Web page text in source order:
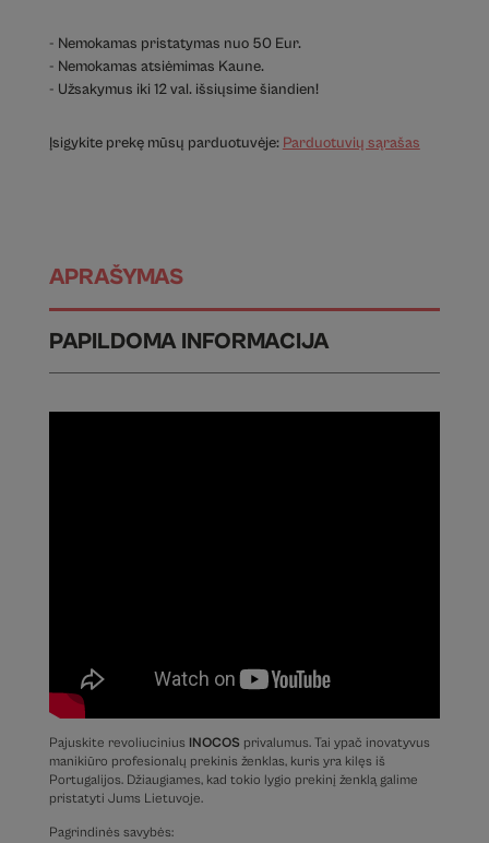
- Nemokamas pristatymas nuo 50 Eur.
- Nemokamas atsiėmimas Kaune.
- Užsakymus iki 12 val. išsiųsime šiandien!
Įsigykite prekę mūsų parduotuvėje: Parduotuvių sąrašas
APRAŠYMAS
PAPILDOMA INFORMACIJA
Pajuskite revoliucinius INOCOS privalumus. Tai ypač inovatyvus
manikiūro profesionalų prekinis ženklas, kuris yra kilęs iš
Portugalijos. Džiaugiames, kad tokio lygio prekinį ženklą galime
pristatyti Jums Lietuvoje.
Pagrindinės savybės: